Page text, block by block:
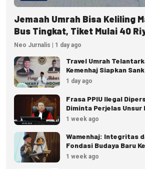
Jemaah Umrah Bisa Keliling
Bus Tingkat, Tiket Mulai 40
Neo Jurnalis | 1 day ago
Travel Umrah
Kemenhaj Siapkan
hingga Pidana
1 day ago
Frasa PPIU Ilegal
Diminta Perjelas Unsur
1 week ago
Wamenhaj: Integritas
Fondasi Budaya Baru
Umrah
1 week ago